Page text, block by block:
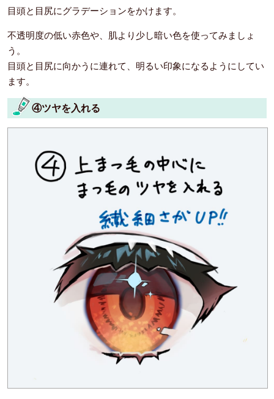
目頭と目尻にグラデーションをかけます。
不透明度の低い赤色や、肌より少し暗い色を使ってみましょ
う。
目頭と目尻に向かうに連れて、明るい印象になるようにしてい
ます。
④ツヤを入れる